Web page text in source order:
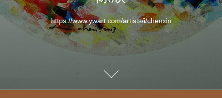
https://www.ywart.com/artists/i/chenxin